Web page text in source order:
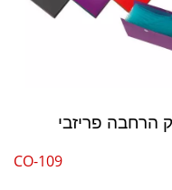
הרחבה פריזבי
CO-109